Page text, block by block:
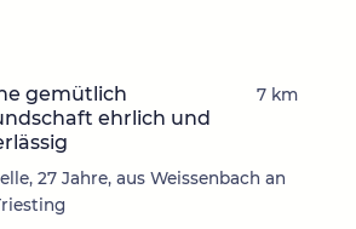
gemütlich
ehrlich und
27 Jahre, aus Weissenbach an
7 km